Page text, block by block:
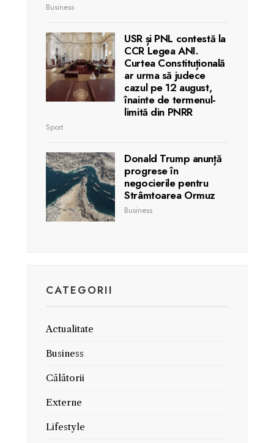
Business
USR și PNL contestă la
CCR Legea ANI.
Curtea Constituțională
ar urma să judece
cazul pe 12 august,
înainte de termenul-
limită din PNRR
Sport
Donald Trump anunță
progrese în
negocierile pentru
Strâmtoarea Ormuz
Business
CATEGORII
Actualitate
Business
Călătorii
Externe
Lifestyle